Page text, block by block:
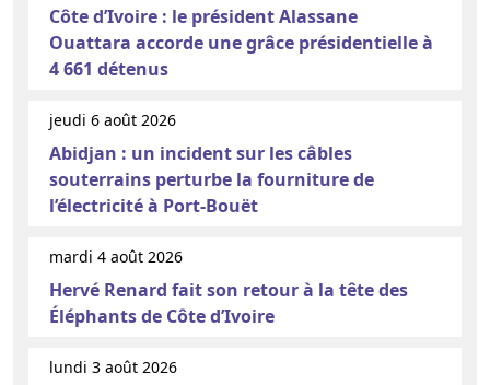
Côte d’Ivoire : le président Alassane
Ouattara accorde une grâce présidentielle à
4 661 détenus
jeudi 6 août 2026
Abidjan : un incident sur les câbles
souterrains perturbe la fourniture de
l’électricité à Port-Bouët
mardi 4 août 2026
Hervé Renard fait son retour à la tête des
Éléphants de Côte d’Ivoire
lundi 3 août 2026